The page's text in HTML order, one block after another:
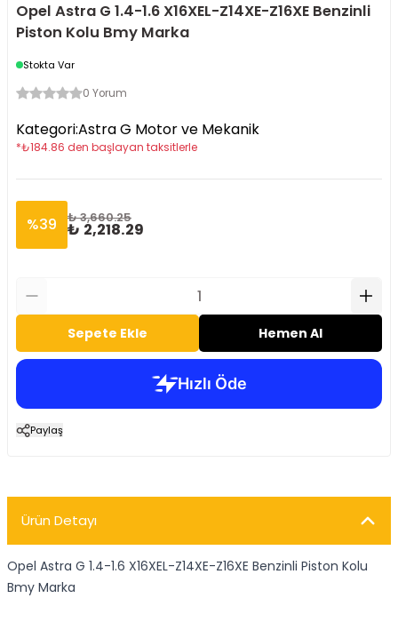
Opel Astra G 1.4-1.6 X16XEL-Z14XE-Z16XE Benzinli
Piston Kolu Bmy Marka
Stokta Var
0 Yorum
Kategori:Astra G Motor ve Mekanik
*₺184.86 den başlayan taksitlerle
%39 ₺ 3,660.25
₺ 2,218.29
Sepete Ekle Hemen Al
Paylaş
Ürün Detayı
Opel Astra G 1.4-1.6 X16XEL-Z14XE-Z16XE Benzinli Piston Kolu
Bmy Marka